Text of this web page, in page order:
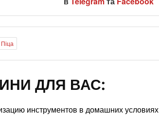
Піца
ДЛЯ ВАС:
инструментов в домашних условиях